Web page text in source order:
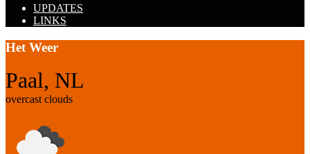
UPDATES
LINKS
Het Weer
Paal, NL
overcast clouds